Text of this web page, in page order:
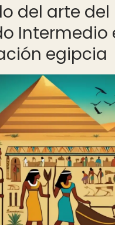
del arte del
Intermedio
egipcia